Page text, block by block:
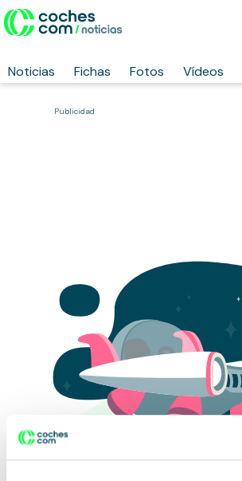
Noticias Fichas Fotos Vídeos
Publicidad